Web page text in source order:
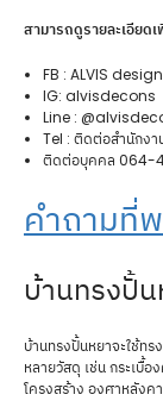
สามารถดูรายละเอียด
FB : ALVIS
IG: alvisdecons
Line :
Tel : ติดต่อสำนักง
ติดต่อบุคคล 064-
คำถามที่
บ้านทรงปั้น
บ้านทรงปั้นหยาจะใช้ท
หลายวัสดุ เช่น กระเบื้อ
โครงสร้าง องศาหลังค